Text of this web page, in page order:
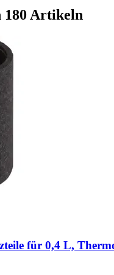
180 Artikeln
für 0,4 L,